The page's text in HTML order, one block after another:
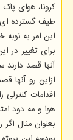
کرونا، هوای
طیف گسترده ای
این امر به
برای تغییر در
آنها قصد
ازاین رو آنها
اقدامات
هوا و مه دود
بعنوان مثال